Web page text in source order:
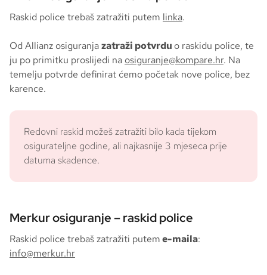
Raskid police trebaš zatražiti putem linka.
Od Allianz osiguranjazatraži potvrdu o raskidu police, te
ju po primitku proslijedi na osiguranje@kompare.hr. Na
temelju potvrde definirat ćemo početak nove police, bez
karence.
Redovni raskid možeš zatražiti bilo kada tijekom
osigurateljne godine, ali najkasnije 3 mjeseca prije
datuma skadence.
Merkur osiguranje – raskid police
Raskid police trebaš zatražiti puteme-maila:
info@merkur.hr